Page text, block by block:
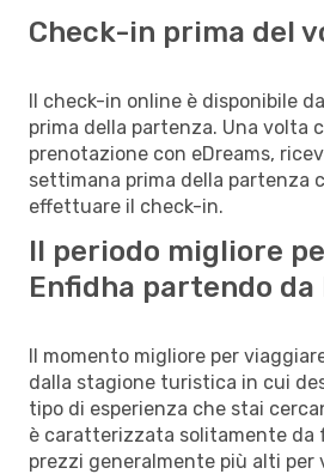
Check-in prima del
Il check-in online è disponibile
prima della partenza. Una volta
prenotazione con eDreams,
settimana prima della partenza
effettuare il check-in.
Il periodo migliore
Enfidha partendo da
Il momento migliore per
dalla stagione turistica in cui
tipo di esperienza che stai
è caratterizzata solitamente da
prezzi generalmente più alti